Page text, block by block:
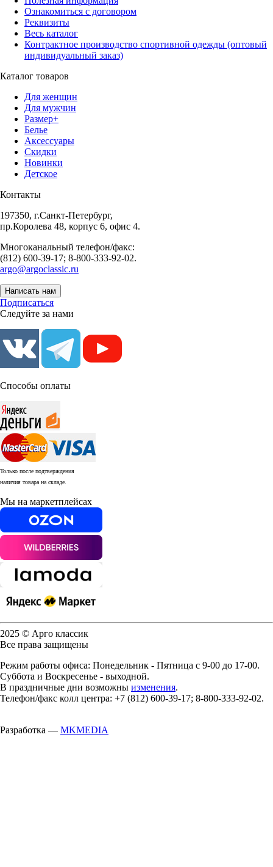
Ознакомиться с договором
Реквизиты
Весь каталог
Контрактное производство спортивной одежды (оптовый
индивидуальный заказ)
Каталог товаров
Для женщин
Для мужчин
Размер+
Белье
Аксессуары
Скидки
Новинки
Детское
Контакты
197350, г.Санкт-Петербург,
пр.Королева 48, корпус 6, офис 4.
Многоканальный телефон/факс:
(812) 600-39-17; 8-800-333-92-02.
argo@argoclassic.ru
Написать нам
Подписаться
Следуйте за нами
Способы оплаты
Только после подтверждения
наличия товара на складе.
Мы на маркетплейсах
2025 © Арго классик
Все права защищены
Режим работы офиса: Понедельник - Пятница с 9-00 до 17-00.
Суббота и Воскресенье - выходной.
В праздничные дни возможны изменения.
Телефон/факс колл центра: +7 (812) 600-39-17; 8-800-333-92-02.
Разработка — MKMEDIA